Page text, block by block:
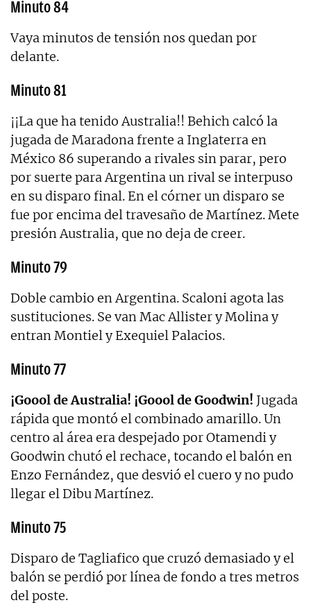
Minuto 84
Vaya minutos de tensión nos quedan por
delante.
Minuto 81
¡¡La que ha tenido Australia!! Behich calcó la
jugada de Maradona frente a Inglaterra en
México 86 superando a rivales sin parar, pero
por suerte para Argentina un rival se interpuso
en su disparo final. En el córner un disparo se
fue por encima del travesaño de Martínez. Mete
presión Australia, que no deja de creer.
Minuto 79
Doble cambio en Argentina. Scaloni agota las
sustituciones. Se van Mac Allister y Molina y
entran Montiel y Exequiel Palacios.
Minuto 77
¡Goool de Australia! ¡Goool de Goodwin! Jugada
rápida que montó el combinado amarillo. Un
centro al área era despejado por Otamendi y
Goodwin chutó el rechace, tocando el balón en
Enzo Fernández, que desvió el cuero y no pudo
llegar el Dibu Martínez.
Minuto 75
Disparo de Tagliafico que cruzó demasiado y el
balón se perdió por línea de fondo a tres metros
del poste.